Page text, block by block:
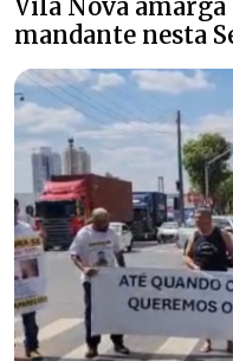
Vila Nova
mandante nesta